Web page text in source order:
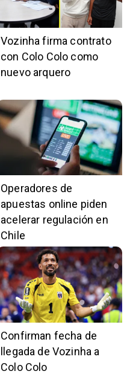
Vozinha firma contrato
con Colo Colo como
nuevo arquero
Operadores de
apuestas online piden
acelerar regulación en
Chile
Confirman fecha de
llegada de Vozinha a
Colo Colo